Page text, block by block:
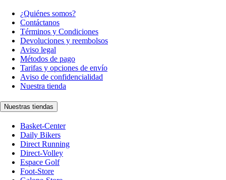
¿Quiénes somos?
Contáctanos
Términos y Condiciones
Devoluciones y reembolsos
Aviso legal
Métodos de pago
Tarifas y opciones de envío
Aviso de confidencialidad
Nuestra tienda
Nuestras tiendas
Basket-Center
Daily Bikers
Direct Running
Direct-Volley
Espace Golf
Foot-Store